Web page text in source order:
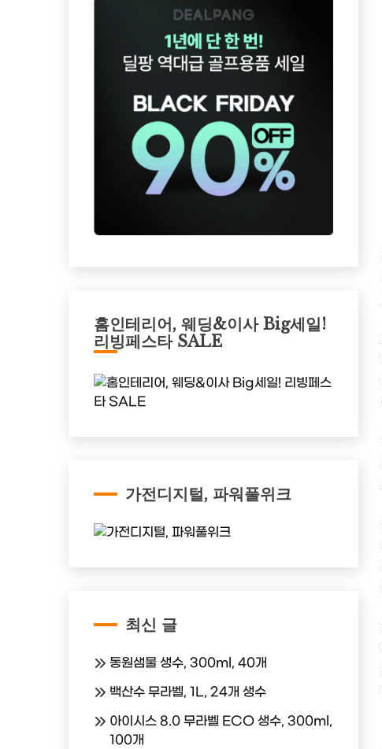
홈인테리어, 웨딩&이사 Big세일!
리빙페스타 SALE
가전디지털, 파워풀위크
최신 글
동원샘물 생수, 300ml, 40개
백산수 무라벨, 1L, 24개 생수
아이시스 8.0 무라벨 ECO 생수, 300ml,
100개